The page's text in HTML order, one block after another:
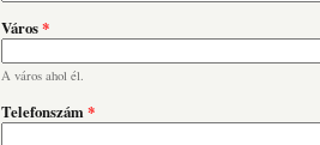
Város*
A város ahol él.
Telefonszám*